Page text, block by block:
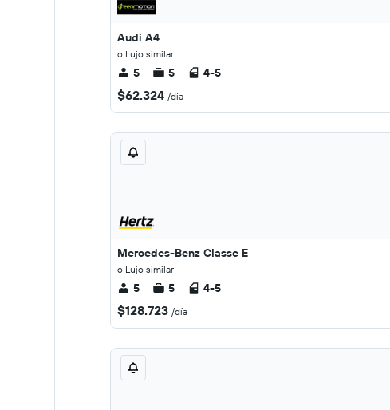
Audi A4
o Lujo similar
5 5 4-5
$62.324 /día
Mercedes-Benz Classe E
o Lujo similar
5 5 4-5
$128.723 /día